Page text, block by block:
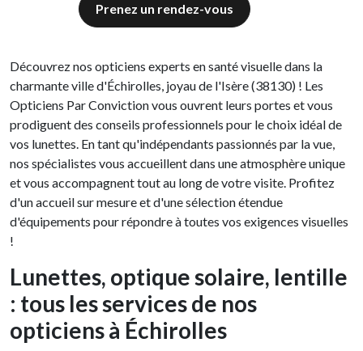
Prenez un rendez-vous
Découvrez nos opticiens experts en santé visuelle dans la
charmante ville d'Échirolles, joyau de l'Isère (38130) ! Les
Opticiens Par Conviction vous ouvrent leurs portes et vous
prodiguent des conseils professionnels pour le choix idéal de
vos lunettes. En tant qu'indépendants passionnés par la vue,
nos spécialistes vous accueillent dans une atmosphère unique
et vous accompagnent tout au long de votre visite. Profitez
d'un accueil sur mesure et d'une sélection étendue
d'équipements pour répondre à toutes vos exigences visuelles
!
Lunettes, optique solaire, lentille
: tous les services de nos
opticiens à Échirolles